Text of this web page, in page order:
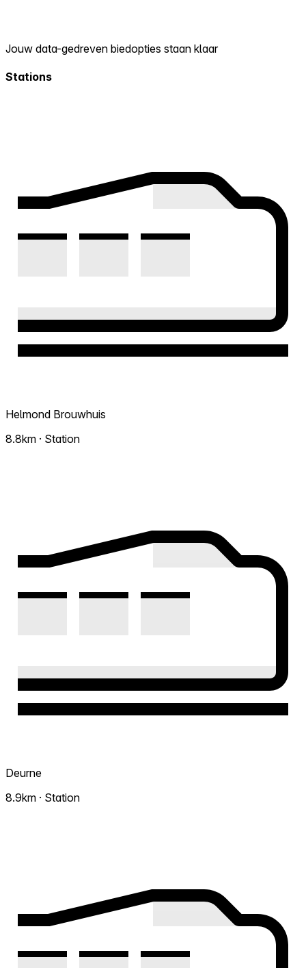
Jouw data-gedreven biedopties staan klaar
Stations
Helmond Brouwhuis
8.8km · Station
Deurne
8.9km · Station